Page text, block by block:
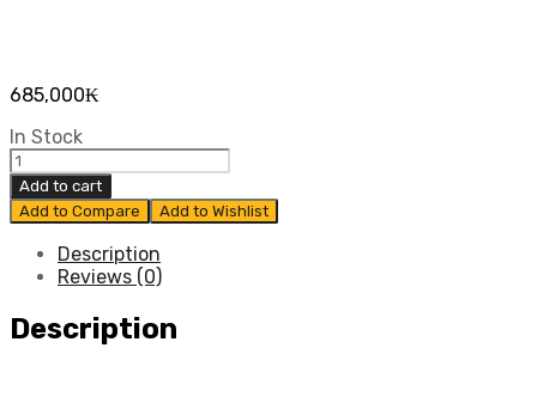
685,000₭
In Stock
ຄຶ້ວ
ຂອບ
ລໍ້
HONDA
CRV
-
2012
Add to cart
Add to Compare
Add to Wishlist
Description
Reviews (0)
Description